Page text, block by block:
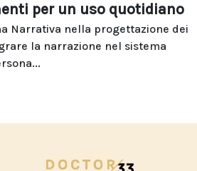
per un uso quotidiano
Narrativa nella progettazione dei
la narrazione nel sistema